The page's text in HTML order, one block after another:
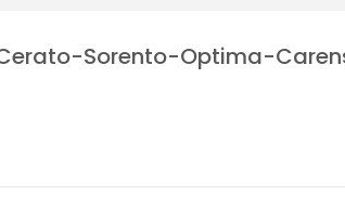
Sorento-Optima-